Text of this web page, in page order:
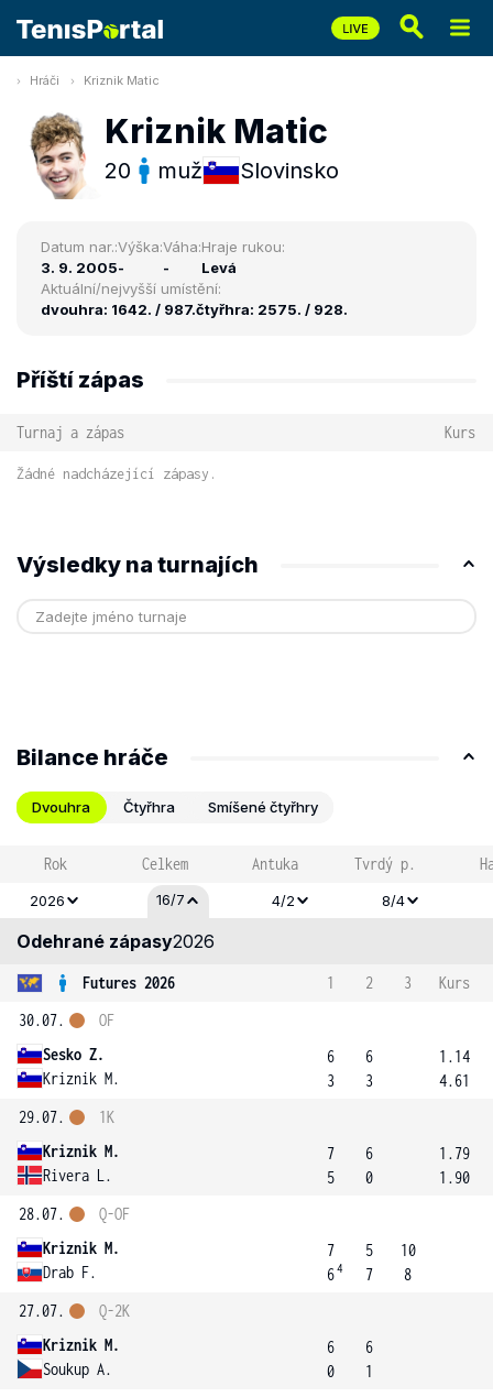
Hráči Kriznik Matic
Kriznik Matic
20 muž Slovinsko
Datum nar.:
3. 9. 2005
Výška:
-
Váha:
-
Hraje rukou:
Levá
Aktuální/nejvyšší umístění:
dvouhra: 1642. / 987.čtyřhra: 2575. / 928.
Příští zápas
Turnaj a zápas Kurs
Žádné nadcházející zápasy.
Výsledky na turnajích
Bilance hráče
Dvouhra Čtyřhra Smíšené čtyřhry
Rok Celkem Antuka Tvrdý p.
2026 16/7 4/2 8/4
Odehrané zápasy2026
Futures 2026 1 2 3
Kurs
30.07.
Sesko Z.
Kriznik M.
OF
6
3
6
3
1.14
4.61
29.07.
Kriznik M.
Rivera L.
1K
7
5
6
0
1.79
1.90
28.07.
Kriznik M.
Drab F.
Q-OF
7
64
5
7
10
8
27.07.
Kriznik M.
Soukup A.
Q-2K
6
0
6
1